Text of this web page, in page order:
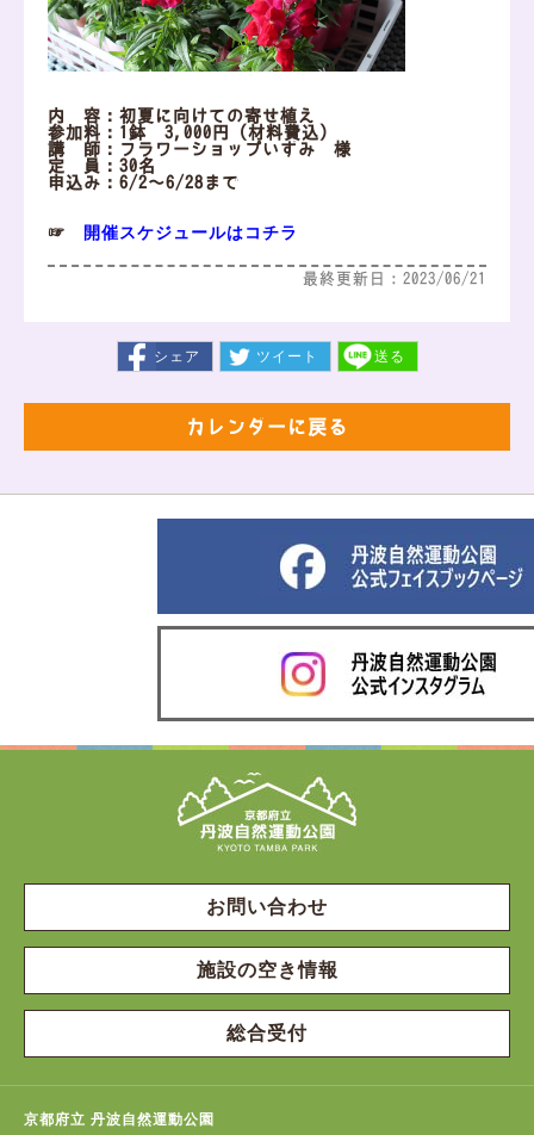
内 容：初夏に向けての寄せ植え
参加料：1鉢 3,000円（材料費込）
講 師：フラワーショップいずみ 様
定 員：30名
申込み：6/2～6/28まで
☞ 開催スケジュールはコチラ
最終更新日：2023/06/21
シェア ツイート 送る
カレンダーに戻る
お問い合わせ
施設の空き情報
総合受付
京都府立 丹波自然運動公園